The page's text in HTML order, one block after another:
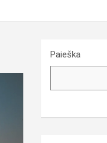
Paieška